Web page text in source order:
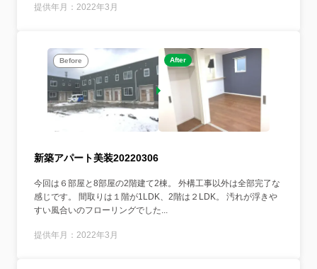
提供年月：2022年3月
Before After
新築アパート美装20220306
今回は６部屋と8部屋の2階建て2棟。 外構工事以外は全部完了な
感じです。 間取りは１階が1LDK、2階は２LDK。 汚れが浮きや
すい風合いのフローリングでした...
提供年月：2022年3月